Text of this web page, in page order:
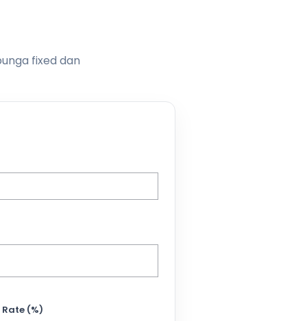
fixed dan
(%)